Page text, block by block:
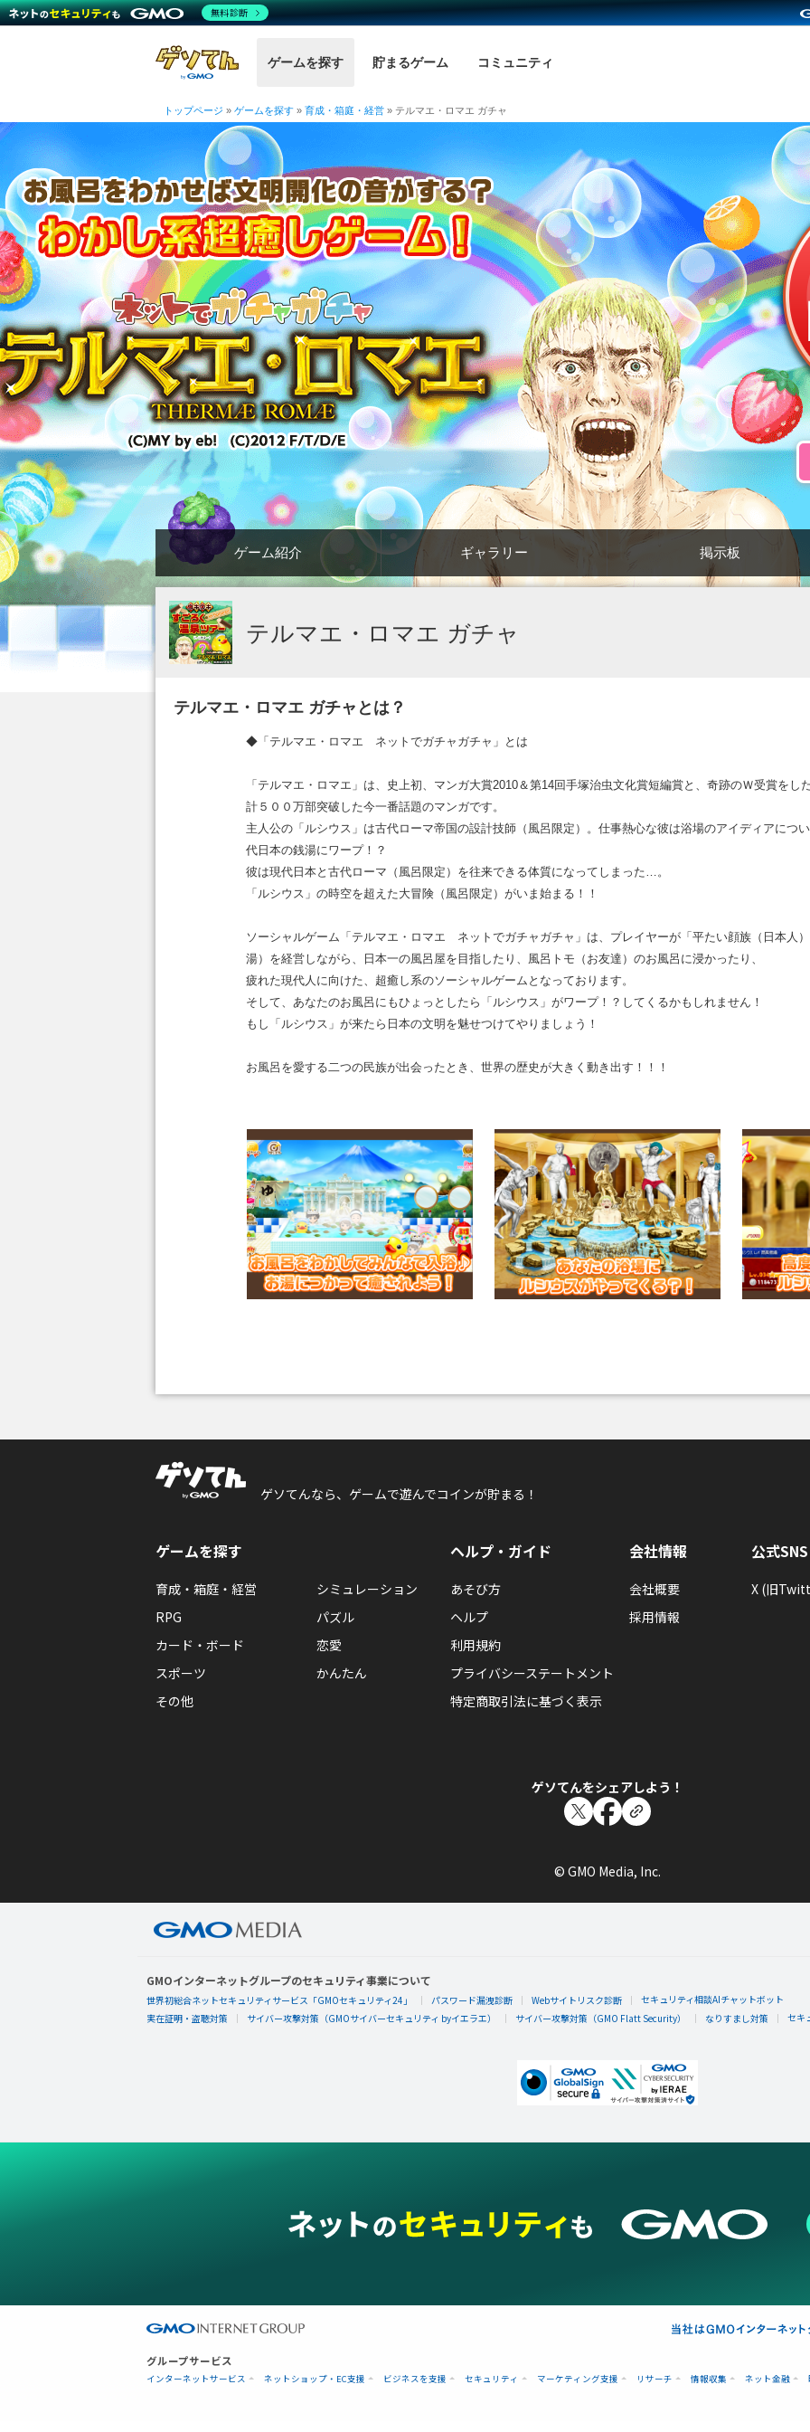
ゲームを探す 貯まるゲーム コミュニティ
トップページ » ゲームを探す » 育成・箱庭・経営 » テルマエ・ロマエ ガチャ
ゲーム紹介 ギャラリー 掲示板
テルマエ・ロマエ ガチャ
テルマエ・ロマエ ガチャとは？
◆「テルマエ・ロマエ ネットでガチャガチャ」とは
「テルマエ・ロマエ」は、史上初、マンガ大賞2010＆第14回手塚治虫文化賞短編賞と、奇跡のＷ受賞をし
計５００万部突破した今一番話題のマンガです。
主人公の「ルシウス」は古代ローマ帝国の設計技師（風呂限定）。仕事熱心な彼は浴場のアイディアにつ
代日本の銭湯にワープ！？
彼は現代日本と古代ローマ（風呂限定）を往来できる体質になってしまった…。
「ルシウス」の時空を超えた大冒険（風呂限定）がいま始まる！！
ソーシャルゲーム「テルマエ・ロマエ ネットでガチャガチャ」は、プレイヤーが「平たい顔族（日本人
湯）を経営しながら、日本一の風呂屋を目指したり、風呂トモ（お友達）のお風呂に浸かったり、
疲れた現代人に向けた、超癒し系のソーシャルゲームとなっております。
そして、あなたのお風呂にもひょっとしたら「ルシウス」がワープ！？してくるかもしれません！
もし「ルシウス」が来たら日本の文明を魅せつけてやりましょう！
お風呂を愛する二つの民族が出会ったとき、世界の歴史が大きく動き出す！！！
ゲソてんなら、ゲームで遊んでコインが貯まる！
ゲームを探す
育成・箱庭・経営
シミュレーション
RPG
パズル
カード・ボード
恋愛
スポーツ
かんたん
その他
ヘルプ・ガイド
あそび方
ヘルプ
利用規約
プライバシーステートメント
特定商取引法に基づく表示
会社情報
会社概要
採用情報
公式SNS
X (旧
ゲソてんをシェアしよう！
© GMO Media, Inc.
GMOインターネットグループのセキュリティ事業について
世界初総合ネットセキュリティサービス「GMOセキュリティ24」 パスワード漏洩診断 Webサイトリスク診断
セキュリティ相談AIチャットボット
実在証明・盗聴対策
サイバー攻撃対策（GMOサイバーセキュリティ byイエラエ） サイバー攻撃対策（GMO Flatt Security） なりすまし対策 セキ
グループサービス
インターネットサービス ネットショップ・EC支援 ビジネスを支援 セキュリティ マーケティング支援 リサーチ 情報収集 ネット金融
無料診断